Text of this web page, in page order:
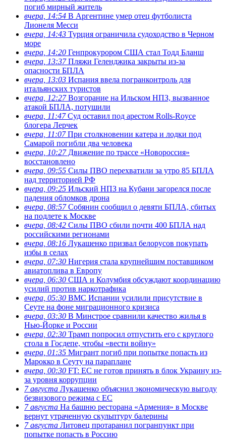
погиб мирный житель
вчера, 14:54 В Аргентине умер отец футболиста
Лионеля Месси
вчера, 14:43 Турция ограничила судоходство в Черном
море
вчера, 14:20 Генпрокурором США стал Тодд Бланш
вчера, 13:37Пляжи Геленджика закрыты из-за
опасности БПЛА
вчера, 13:03 Испания ввела погранконтроль для
итальянских туристов
вчера, 12:27Возгорание на Ильском НПЗ, вызванное
атакой БПЛА, потушили
вчера, 11:47Суд оставил под арестом Rolls-Royce
блогера Лерчек
вчера, 11:07При столкновении катера и лодки под
Самарой погибли два человека
вчера, 10:27Движение по трассе «Новороссия»
восстановлено
вчера, 09:55 Силы ПВО перехватили за утро 85 БПЛА
над территорией РФ
вчера, 09:25 Ильский НПЗ на Кубани загорелся после
падения обломков дрона
вчера, 08:57Собянин сообщил о девяти БПЛА, сбитых
на подлете к Москве
вчера, 08:42 Силы ПВО сбили почти 400 БПЛА над
российскими регионами
вчера, 08:16 Лукашенко призвал белорусов покупать
избы в селах
вчера, 07:30 Нигерия стала крупнейшим поставщиком
авиатоплива в Европу
вчера, 06:30 США и Колумбия обсуждают координацию
усилий против наркотрафика
вчера, 05:30 ВМС Испании усилили присутствие в
Сеуте на фоне миграционного кризиса
вчера, 03:30 В Минстрое сравнили качество жилья в
Нью-Йорке и России
вчера, 02:30 Трамп попросил отпустить его с круглого
стола в Госдепе, чтобы «вести войну»
вчера, 01:35 Мигрант погиб при попытке попасть из
Марокко в Сеуту на параплане
вчера, 00:30 FT: ЕС не готов принять в блок Украину из-
за уровня коррупции
7 августа Лукашенко объяснил экономическую выгоду
безвизового режима с ЕС
7 августа На башню ресторана «Армения» в Москве
вернут утраченную скульптуру балерины
7 августа Литовец протаранил погранпункт при
попытке попасть в Россию